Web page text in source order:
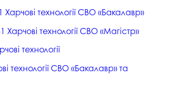
технології СВО «Бакалавр»
технології СВО «Магістр»
технології
технології СВО «Бакалавр» та